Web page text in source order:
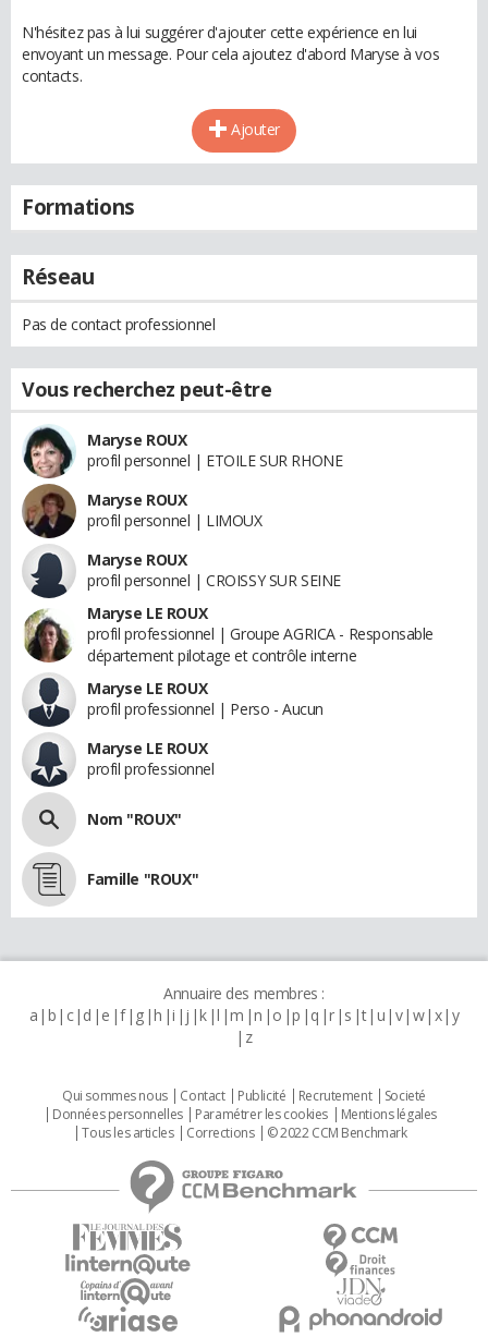
N'hésitez pas à lui suggérer d'ajouter cette expérience en lui
envoyant un message. Pour cela ajoutez d'abord Maryse à vos
contacts.
Ajouter
Formations
Réseau
Pas de contact professionnel
Vous recherchez peut-être
Maryse ROUX
profil personnel | ETOILE SUR RHONE
Maryse ROUX
profil personnel | LIMOUX
Maryse ROUX
profil personnel | CROISSY SUR SEINE
Maryse LE ROUX
profil professionnel | Groupe AGRICA - Responsable
département pilotage et contrôle interne
Maryse LE ROUX
profil professionnel | Perso - Aucun
Maryse LE ROUX
profil professionnel
Nom "ROUX"
Famille "ROUX"
Annuaire des membres :
a b c d e f g h i j k l m n o p q r s t u v w x y
z
Qui sommes nous Contact Publicité Recrutement
Societé
Données personnelles
Paramétrer les cookies
Mentions légales
Tous les articles
Corrections © 2022 CCM Benchmark